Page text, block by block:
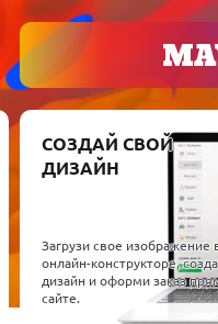
СОЗДАЙ СВОЙ
ДИЗАЙН
Загрузи свое изображение
онлайн-конструкторе,
дизайн и оформи заказ
сайте.